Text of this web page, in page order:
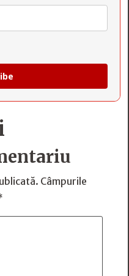
Câmpurile